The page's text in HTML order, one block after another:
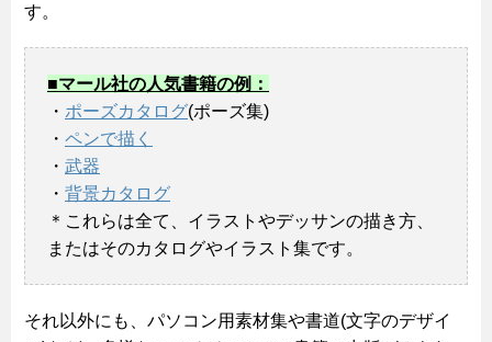
す。
■マール社の人気書籍の例：
・ ポーズカタログ(ポーズ集)
・ ペンで描く
・ 武器
・ 背景カタログ
＊これらは全て、イラストやデッサンの描き方、
またはそのカタログやイラスト集です。
それ以外にも、パソコン用素材集や書道(文字のデザイ